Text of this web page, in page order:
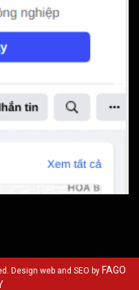
Design web and SEO by FAGO